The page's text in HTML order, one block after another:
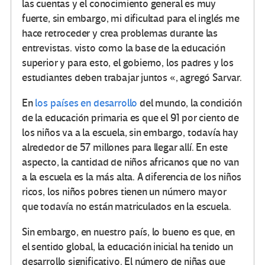
las cuentas y el conocimiento general es muy
fuerte, sin embargo, mi dificultad para el inglés me
hace retroceder y crea problemas durante las
entrevistas. visto como la base de la educación
superior y para esto, el gobierno, los padres y los
estudiantes deben trabajar juntos «, agregó Sarvar.
Enlos países en desarrollo del mundo, la condición
de la educación primaria es que el 91 por ciento de
los niños va a la escuela, sin embargo, todavía hay
alrededor de 57 millones para llegar allí. En este
aspecto, la cantidad de niños africanos que no van
a la escuela es la más alta. A diferencia de los niños
ricos, los niños pobres tienen un número mayor
que todavía no están matriculados en la escuela.
Sin embargo, en nuestro país, lo bueno es que, en
el sentido global, la educación inicial ha tenido un
desarrollo significativo. El número de niñas que